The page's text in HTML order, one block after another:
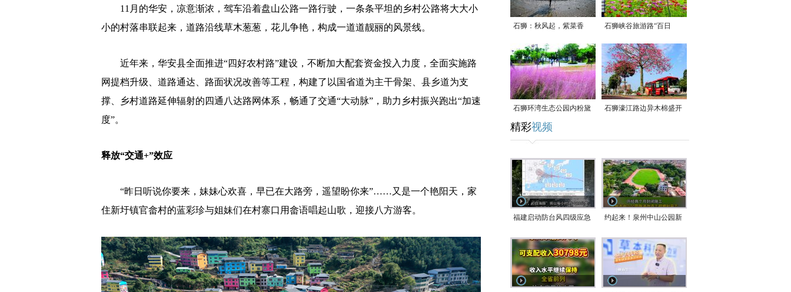
11月的华安，凉意渐浓，驾车沿着盘山公路一路行驶，一条条平坦的乡村公路将大大小
小的村落串联起来，道路沿线草木葱葱，花儿争艳，构成一道道靓丽的风景线。
近年来，华安县全面推进“四好农村路”建设，不断加大配套资金投入力度，全面实施路
网提档升级、道路通达、路面状况改善等工程，构建了以国省道为主干骨架、县乡道为支
撑、乡村道路延伸辐射的四通八达路网体系，畅通了交通“大动脉”，助力乡村振兴跑出“加速
度”。
释放“交通+”效应
“昨日听说你要来，妹妹心欢喜，早已在大路旁，遥望盼你来”……又是一个艳阳天，家
住新圩镇官畲村的蓝彩珍与姐妹们在村寨口用畲语唱起山歌，迎接八方游客。
石狮：秋风起，紫菜香 石狮峡谷旅游路“百日
草”争相斗艳
石狮环湾生态公园内粉黛
乱子草盛放
石狮濠江路边异木棉盛开
精彩视频
福建启动防台风四级应急
9日在长江口至福建北部
一带沿海登陆
约起来！泉州中山公园新